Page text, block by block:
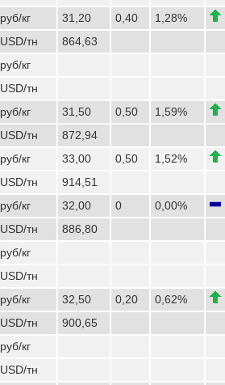
руб/кг 31,20 0,40
1,28%
USD/тн
864,63
руб/кг
USD/тн
руб/кг 31,50 0,50
1,59%
USD/тн
872,94
руб/кг 33,00 0,50
1,52%
USD/тн
914,51
руб/кг 32,00 0
0,00%
USD/тн
886,80
руб/кг
USD/тн
руб/кг 32,50 0,20
0,62%
USD/тн
900,65
руб/кг
USD/тн